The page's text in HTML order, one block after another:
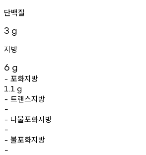
단백질
3 g
지방
6 g
- 포화지방
1.1 g
- 트랜스지방
-
- 다불포화지방
-
- 불포화지방
-